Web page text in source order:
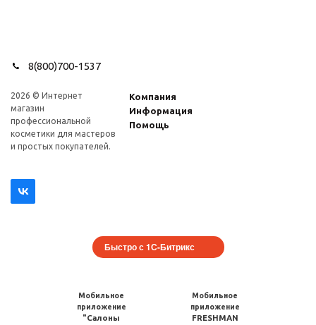
8(800)700-1537
2026 © Интернет
магазин
профеcсиональной
косметики для мастеров
и простых покупателей.
Компания
Информация
Помощь
Быстро с 1С-Битрикс
Мобильное
приложение
"Салоны
Мобильное
приложение
FRESHMAN